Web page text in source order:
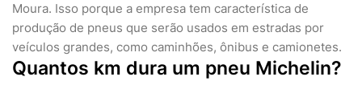
Moura. Isso porque a empresa tem característica de
produção de pneus que serão usados em estradas por
veículos grandes, como caminhões, ônibus e camionetes.
Quantos km dura um pneu Michelin?